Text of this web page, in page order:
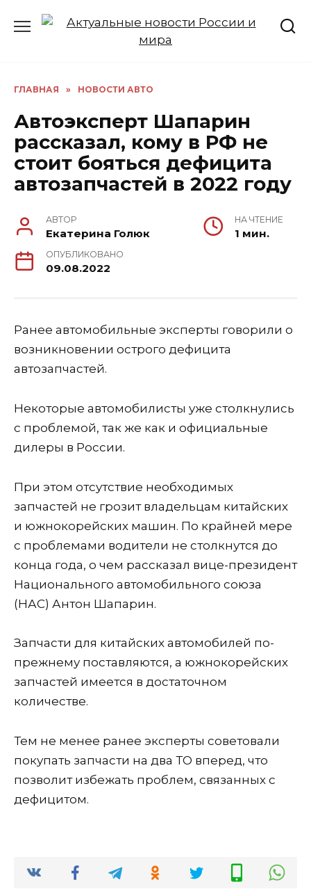
ГЛАВНАЯ » НОВОСТИ АВТО
Автоэксперт Шапарин
рассказал, кому в РФ не
стоит бояться дефицита
автозапчастей в 2022 году
АВТОР
Екатерина Голюк
НА ЧТЕНИЕ
1 мин.
ОПУБЛИКОВАНО
09.08.2022
Ранее автомобильные эксперты говорили о
возникновении острого дефицита
автозапчастей.
Некоторые автомобилисты уже столкнулись
с проблемой, так же как и официальные
дилеры в России.
При этом отсутствие необходимых
запчастей не грозит владельцам китайских
и южнокорейских машин. По крайней мере
с проблемами водители не столкнутся до
конца года, о чем рассказал вице-президент
Национального автомобильного союза
(НАС) Антон Шапарин.
Запчасти для китайских автомобилей по-
прежнему поставляются, а южнокорейских
запчастей имеется в достаточном
количестве.
Тем не менее ранее эксперты советовали
покупать запчасти на два ТО вперед, что
позволит избежать проблем, связанных с
дефицитом.